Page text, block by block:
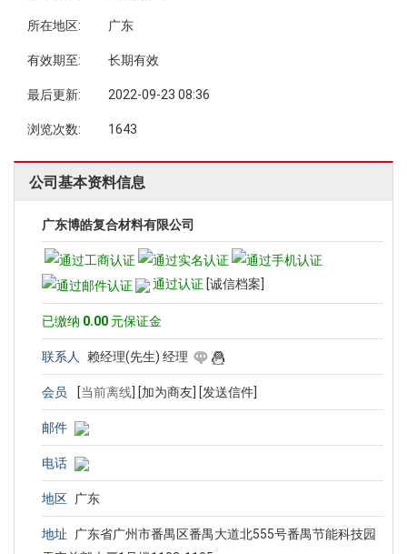
所在地区: 广东
有效期至: 长期有效
最后更新: 2022-09-23 08:36
浏览次数: 1643
公司基本资料信息
广东博皓复合材料有限公司
通过认证 [诚信档案]
已缴纳 0.00 元保证金
联系人 赖经理(先生) 经理
会员 [当前离线 [加为商友] [发送信件]
邮件
电话
地区 广东
地址
广东省广州市番禺区番禺大道北555号番禺节能科技园